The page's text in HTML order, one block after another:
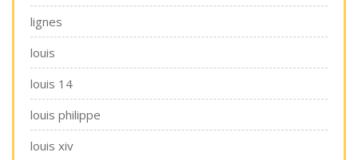
lignes
louis
louis 14
louis philippe
louis xiv